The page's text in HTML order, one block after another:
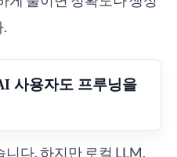
사용자도 프루닝을
다. 하지만 로컬 LLM,